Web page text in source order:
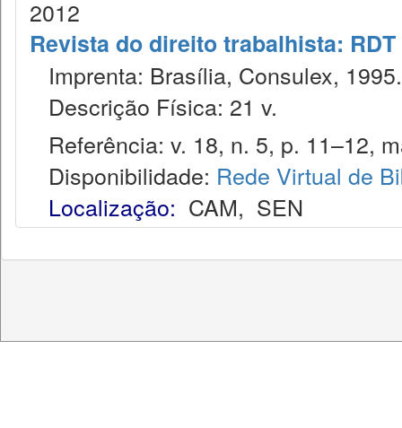
2012
Revista do direito trabalhista: RDT
Imprenta: Brasília, Consulex, 1995.
Descrição Física: 21 v.
Referência: v. 18, n. 5, p. 11–12,
Disponibilidade: Rede Virtual de
Localização: CAM, SEN